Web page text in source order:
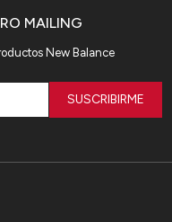
MAILING
New Balance
SUSCRIBIRME